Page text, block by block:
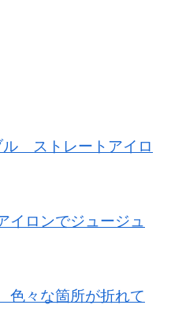
ストレートアイロ
ロンでジュージュ
々な箇所が折れて